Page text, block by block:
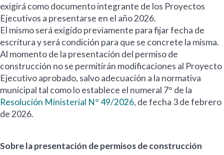
exigirá como documento integrante de los Proyectos
Ejecutivos a presentarse en el año 2026.
El mismo será exigido previamente para fijar fecha de
escritura y será condición para que se concrete la misma.
Al momento de la presentación del permiso de
construcción no se permitirán modificaciones al Proyecto
Ejecutivo aprobado, salvo adecuación a la normativa
municipal tal como lo establece el numeral 7° de la
Resolución Ministerial N° 49/2026, de fecha 3 de febrero
de 2026.
Sobre la presentación de permisos de construcción